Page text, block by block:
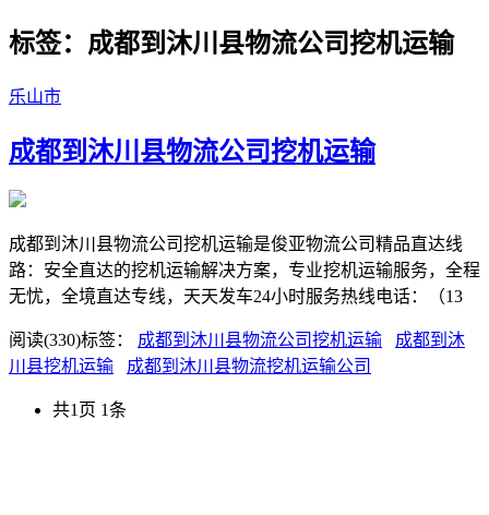
标签：成都到沐川县物流公司挖机运输
乐山市
成都到沐川县物流公司挖机运输
成都到沐川县物流公司挖机运输是俊亚物流公司精品直达线
路：安全直达的挖机运输解决方案，专业挖机运输服务，全程
无忧，全境直达专线，天天发车24小时服务热线电话：（13
阅读(330)标签： 成都到沐川县物流公司挖机运输
成都到沐
川县挖机运输
成都到沐川县物流挖机运输公司
共1页 1条